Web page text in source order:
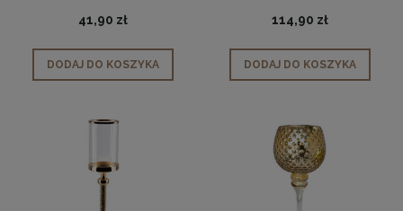
41,90 zł
DODAJ DO KOSZYKA
114,90 zł
DODAJ DO KOSZYKA